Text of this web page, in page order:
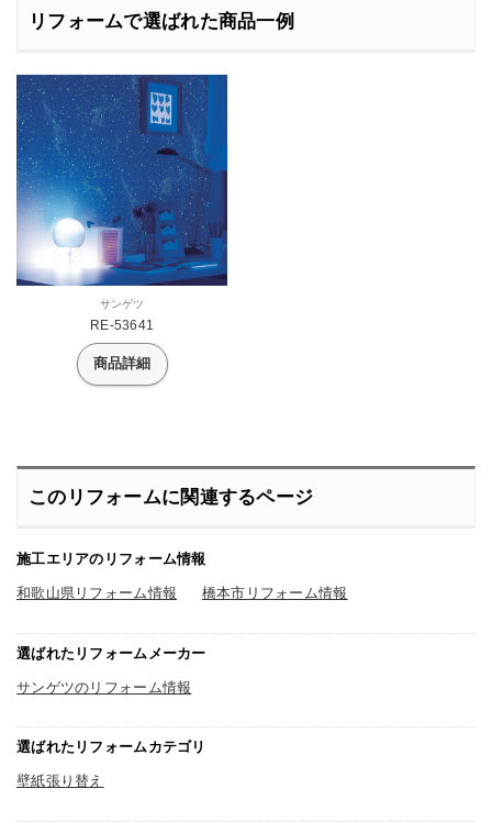
リフォームで選ばれた商品一例
サンゲツ
RE-53641
商品詳細
このリフォームに関連するページ
施工エリアのリフォーム情報
和歌山県リフォーム情報 橋本市リフォーム情報
選ばれたリフォームメーカー
サンゲツのリフォーム情報
選ばれたリフォームカテゴリ
壁紙張り替え